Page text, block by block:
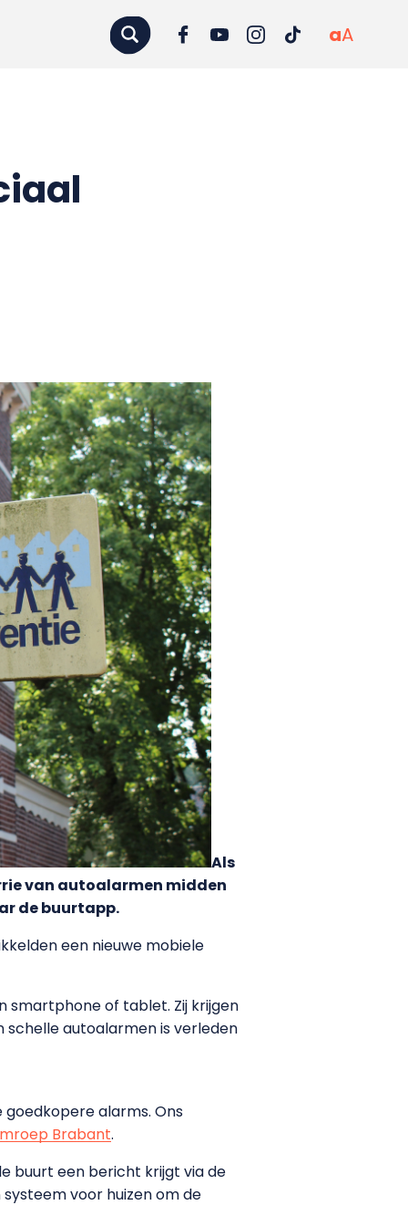
aA
Als
van autoalarmen midden
de buurtapp.
een nieuwe mobiele
smartphone of tablet. Zij krijgen
schelle autoalarmen is verleden
alarms. Ons
Brabant.
buurt een bericht krijgt via de
voor huizen om de